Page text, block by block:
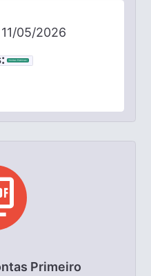
11/05/2026
Contas Públicas
Primeiro